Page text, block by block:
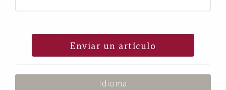
Enviar un artículo
Idioma